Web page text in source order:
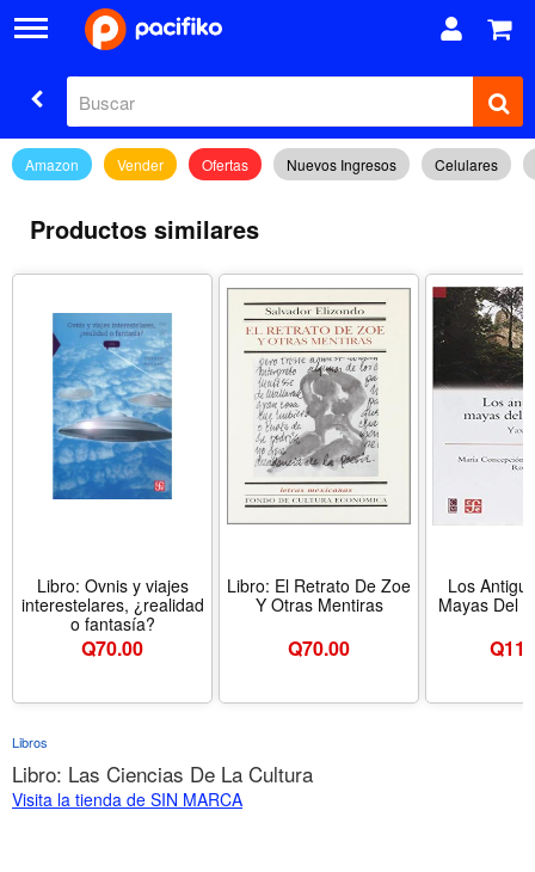
Amazon Vender Ofertas Nuevos Ingresos Celulares
Productos similares
Libro: Ovnis y viajes
interestelares, ¿realidad
o fantasía?
Q70.00
Libro: El Retrato De Zoe
Y Otras Mentiras
Q70.00
Los
Mayas Del
Q
Libros
Libro: Las Ciencias De La Cultura
Visita la tienda de SIN MARCA